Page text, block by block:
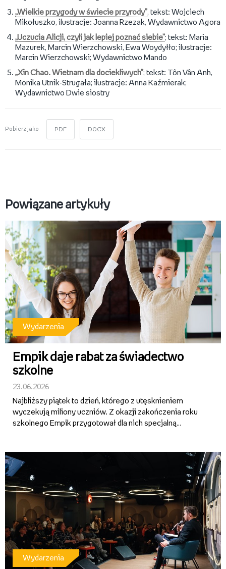
„Wielkie przygody w świecie przyrody”, tekst: Wojciech
Mikołuszko, ilustracje: Joanna Rzezak, Wydawnictwo Agora
„Uczucia Alicji, czyli jak lepiej poznać siebie”; tekst: Maria
Mazurek, Marcin Wierzchowski, Ewa Woydyłło; ilustracje:
Marcin Wierzchowski; Wydawnictwo Mando
„Xin Chao. Wietnam dla dociekliwych”; tekst: Tôn Vân Anh,
Monika Utnik-Strugała; ilustracje: Anna Kaźmierak;
Wydawnictwo Dwie siostry
Pobierz jako PDF DOCX
Powiązane artykuły
Wydarzenia
Empik daje rabat za świadectwo
szkolne
23.06.2026
Najbliższy piątek to dzień, którego z utęsknieniem
wyczekują miliony uczniów. Z okazji zakończenia roku
szkolnego Empik przygotował dla nich specjalną
w rubryce z...
Wydarzenia